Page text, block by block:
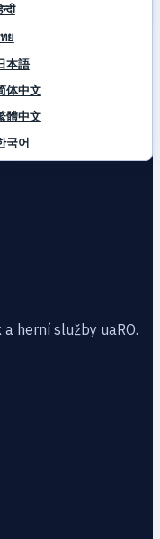
ย
本語
体中文
體中文
국어
herní služby uaRO.